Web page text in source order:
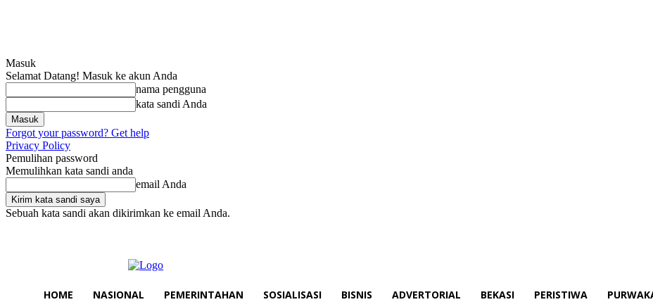
Masuk
Selamat Datang! Masuk ke akun Anda
nama pengguna
kata sandi Anda
Forgot your password? Get help
Privacy Policy
Pemulihan password
Memulihkan kata sandi anda
email Anda
Sebuah kata sandi akan dikirimkan ke email Anda.
HOME NASIONAL PEMERINTAHAN SOSIALISASI BISNIS ADVERTORIAL BEKASI PERISTIWA